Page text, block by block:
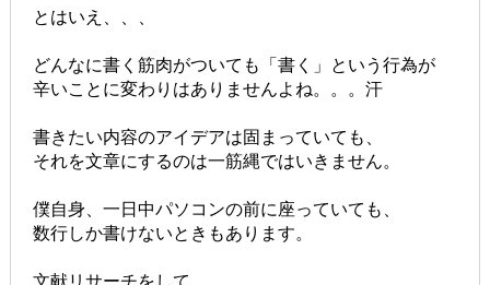
とはいえ、、、
どんなに書く筋肉がついても「書く」という行為が
辛いことに変わりはありませんよね。。。汗
書きたい内容のアイデアは固まっていても、
それを文章にするのは一筋縄ではいきません。
僕自身、一日中パソコンの前に座っていても、
数行しか書けないときもあります。